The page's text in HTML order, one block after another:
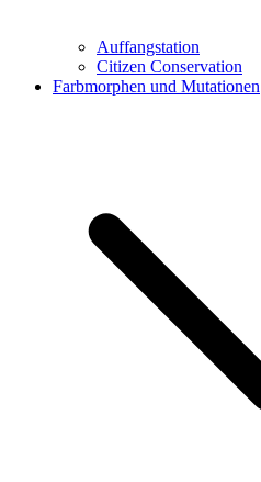
Auffangstation
Citizen Conservation
Farbmorphen und Mutationen